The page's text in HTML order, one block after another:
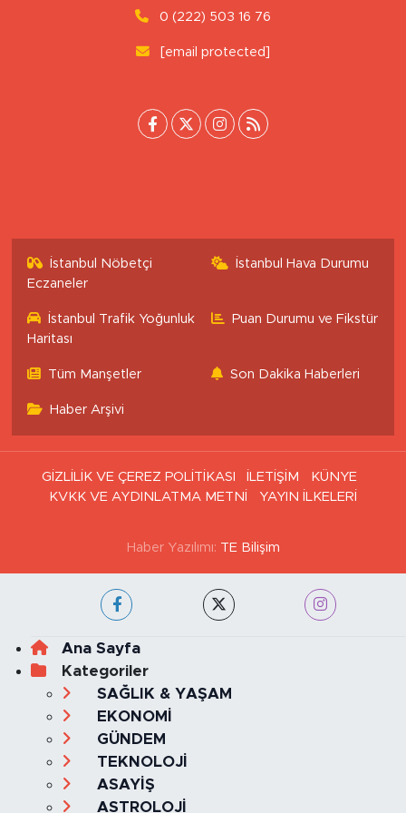
0 (222) 503 16 76
[email protected]
İstanbul Nöbetçi
Eczaneler
İstanbul Hava Durumu
İstanbul Trafik Yoğunluk
Haritası
Puan Durumu ve Fikstür
Tüm Manşetler Son Dakika Haberleri
Haber Arşivi
GİZLİLİK VE ÇEREZ POLİTİKASI İLETİŞİM
KÜNYE
KVKK VE AYDINLATMA METNİ
YAYIN İLKELERİ
Haber Yazılımı: TE Bilişim
Ana Sayfa
Kategoriler
SAĞLIK & YAŞAM
EKONOMİ
GÜNDEM
TEKNOLOJİ
ASAYİŞ
ASTROLOJİ